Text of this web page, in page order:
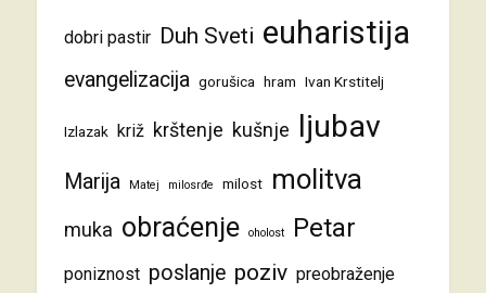
dobri pastir Duh Sveti euharistija
evangelizacija gorušica hram Ivan Krstitelj
Izlazak križ krštenje kušnje ljubav
Marija Matej milosrđe milost molitva
muka obraćenje oholost Petar
poniznost poslanje poziv preobraženje